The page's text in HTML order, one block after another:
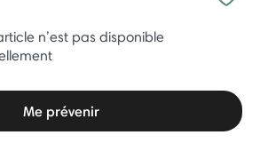
n’est pas disponible
Me prévenir